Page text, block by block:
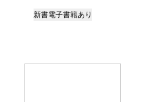
新書電子書籍あり